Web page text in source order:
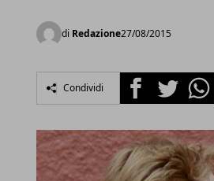
di Redazione27/08/2015
Condividi FacebookTwitter